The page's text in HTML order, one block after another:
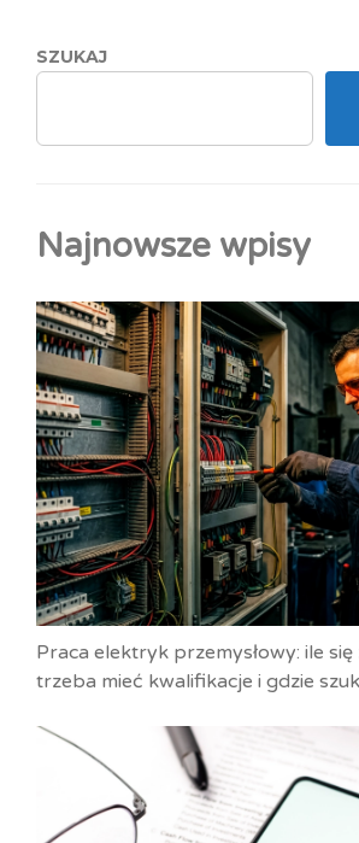
SZUKAJ
Najnowsze wpisy
Praca elektryk przemysłowy: ile się
trzeba mieć kwalifikacje i gdzie